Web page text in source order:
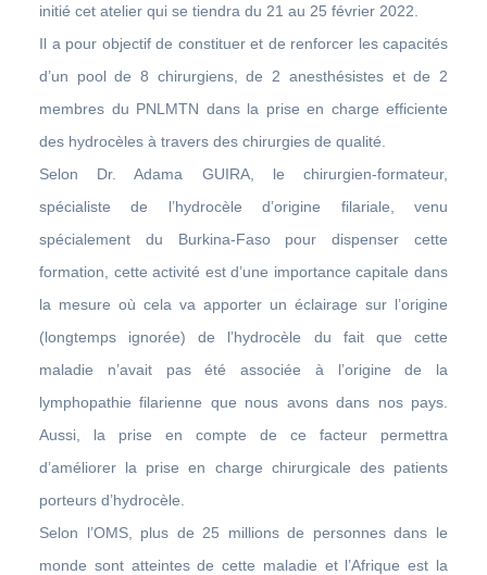
initié cet atelier qui se tiendra du 21 au 25 février 2022.
Il a pour objectif de constituer et de renforcer les capacités
d’un pool de 8 chirurgiens, de 2 anesthésistes et de 2
membres du PNLMTN dans la prise en charge efficiente
des hydrocèles à travers des chirurgies de qualité.
Selon Dr. Adama GUIRA, le chirurgien-formateur,
spécialiste de l’hydrocèle d’origine filariale, venu
spécialement du Burkina-Faso pour dispenser cette
formation, cette activité est d’une importance capitale dans
la mesure où cela va apporter un éclairage sur l’origine
(longtemps ignorée) de l’hydrocèle du fait que cette
maladie n’avait pas été associée à l’origine de la
lymphopathie filarienne que nous avons dans nos pays.
Aussi, la prise en compte de ce facteur permettra
d’améliorer la prise en charge chirurgicale des patients
porteurs d’hydrocèle.
Selon l’OMS, plus de 25 millions de personnes dans le
monde sont atteintes de cette maladie et l’Afrique est la